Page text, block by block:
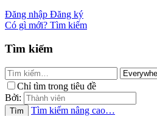
Đăng nhập Đăng ký
Có gì mới? Tìm kiếm
Tìm kiếm
Chỉ tìm trong tiêu đề
Bởi:
Tìm Tìm kiếm nâng cao…